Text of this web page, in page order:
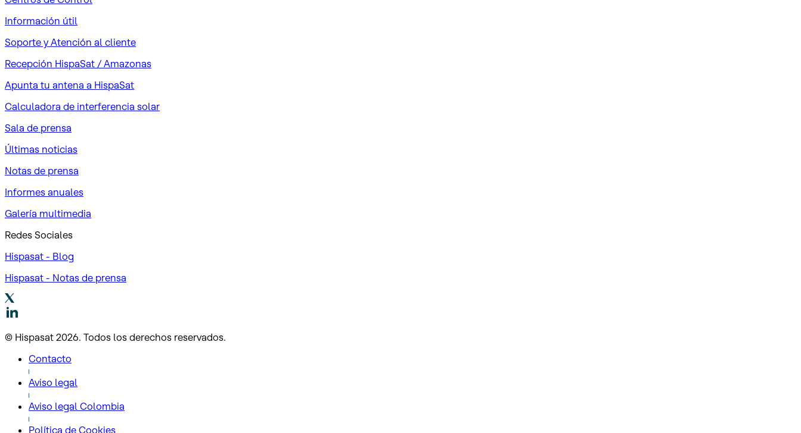
Información útil
Soporte y Atención al cliente
Recepción HispaSat / Amazonas
Apunta tu antena a HispaSat
Calculadora de interferencia solar
Sala de prensa
Últimas noticias
Notas de prensa
Informes anuales
Galería multimedia
Redes Sociales
Hispasat - Blog
Hispasat - Notas de prensa
© Hispasat 2026. Todos los derechos reservados.
Contacto
Aviso legal
Aviso legal Colombia
Política de Cookies